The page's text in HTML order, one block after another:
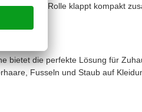
die kleine Rolle klappt kompakt
bietet die perfekte Lösung für
Fusseln und Staub auf